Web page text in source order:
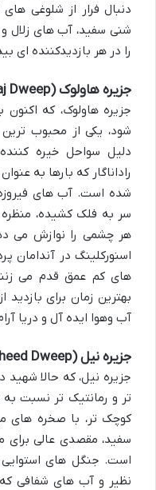
دنبال فرار از شلوغی
شنی سفید، آب های زلال
را در هر بازدیدکننده ای
جزیره هاولوک (Swaraj Dweep)
جزیره هاولوک، که
شود، یکی از محبوب ترین
دلیل سواحل خیره
راداناگار که بارها به
شده است. آب های
سر به فلک کشیده،
هر چشمی را نوازش می
اسنورکلینگ در آندامان
های کم عمق قدم می
بهترین زمان برای
آب وهوا ایده آل و دریا
جزیره نیل (Shaheed Dweep)
جزیره نیل، که حالا شهید
تر و رمانتیک تر نسبت
کوچک تر، با صخره های
سفید، مقصدی عالی
است. جنگل های
نظیر و آب های شفافی